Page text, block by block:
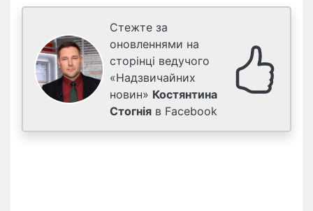
Стежте за
оновленнями на
сторінці ведучого
«Надзвичайних
новин» Костянтина
Стогнія в Facebook